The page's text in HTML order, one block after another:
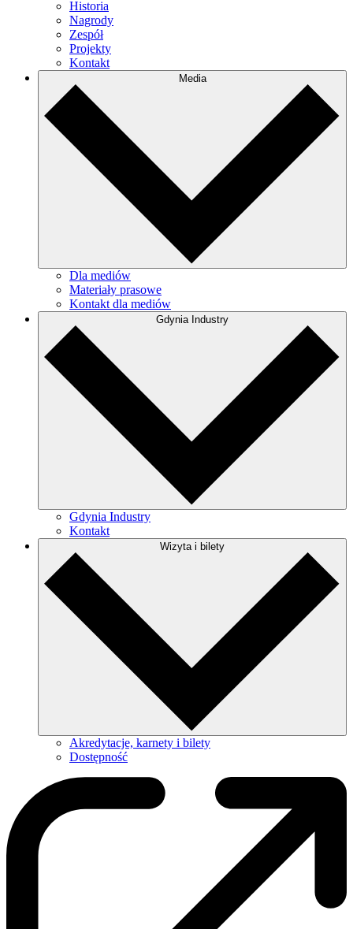
Historia
Nagrody
Zespół
Projekty
Kontakt
Media
Dla mediów
Materiały prasowe
Kontakt dla mediów
Gdynia Industry
Gdynia Industry
Kontakt
Wizyta i bilety
Akredytacje, karnety i bilety
Dostępność